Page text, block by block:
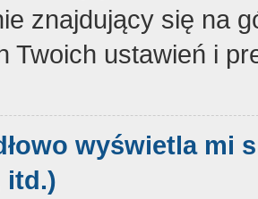
znajdujący się na
Twoich ustawień i
wyświetla mi
itd.)